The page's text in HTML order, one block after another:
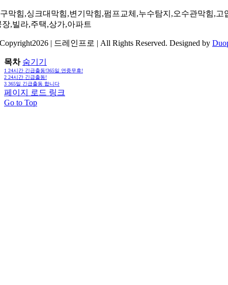
막힘,싱크대막힘,변기막힘,펌프교체,누수탐지,오수관막힘,고
장,빌라,주택,상가,아파트
| 드레인프로 | All Rights Reserved. Designed by
목차 숨기기
1 24시간 긴급출동!365일 연중무휴!
2 24시간 긴급출동!
3 365일 긴급출동 합니다
페이지 로드 링크
Go to Top